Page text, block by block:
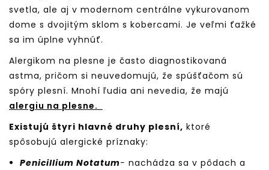
svetla, ale aj v modernom centrálne vykurovanom
dome s dvojitým sklom s kobercami. Je veľmi ťažké
sa im úplne vyhnúť.
Alergikom na plesne je často diagnostikovaná
astma, pričom si neuvedomujú, že spúšťačom sú
spóry plesní. Mnohí ľudia ani nevedia, že majú
alergiu na plesne.
Existujú štyri hlavné druhy plesní, ktoré
spôsobujú alergické príznaky:
Penicillium Notatum- nachádza sa v pôdach a